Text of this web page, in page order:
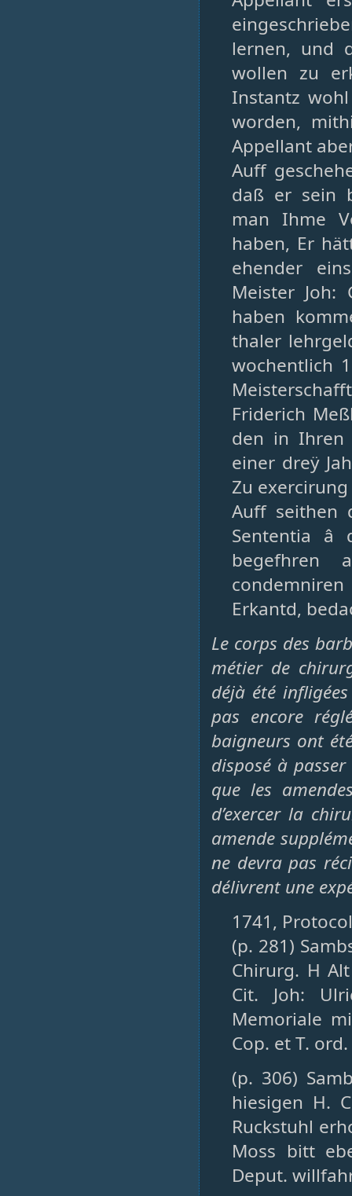
lernen, und
wollen zu
Instantz
worden,
Appellant
Auff
daß er sein
man Ihme
haben, Er
ehender
Meister
haben
thaler
wochentlich
Friderich
den in Ihren
einer dreÿ
Zu
Auff seithen
Sententia â
begefhren
Erkantd,
Le corps des
métier de
déjà été
pas encore
baigneurs ont
disposé à
que les
d’exercer la
amende
ne devra pas
délivrent une
1741,
(p. 281)
Chirurg. H
Cit. Joh:
Memoriale
Cop. et T.
(p. 306)
hiesigen H.
Ruckstuhl
Moss bitt
Deput.